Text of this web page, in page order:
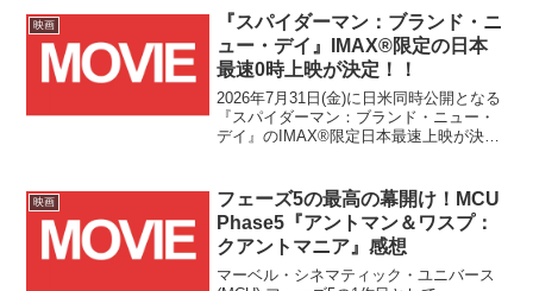
よび日本での劇場公開日の発表、そして
ティザー予告が解禁されました！！
映画
『スパイダーマン：ブランド・ニ
ュー・デイ』IMAX®限定の日本
最速0時上映が決定！！
2026年7月31日(金)に日米同時公開となる
『スパイダーマン：ブランド・ニュー・
デイ』のIMAX®限定日本最速上映が決定
ション通知いただいたポストを引用して
います...
映画
フェーズ5の最高の幕開け！MCU
Phase5『アントマン＆ワスプ：
クアントマニア』感想
マーベル・シネマティック・ユニバース